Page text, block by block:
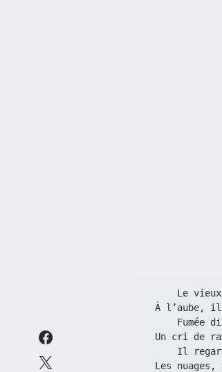
Le
À l’aube, il
Un cri de
Il
Les nuages,